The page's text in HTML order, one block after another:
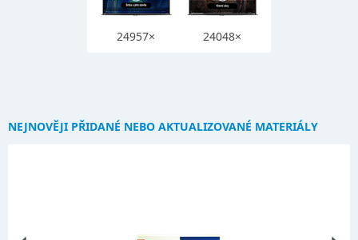
24957× 24048×
NEJNOVĚJI PŘIDANÉ NEBO AKTUALIZOVANÉ MATERIÁLY